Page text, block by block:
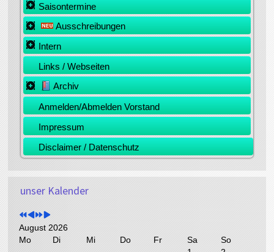
Saisontermine
Ausschreibungen
Intern
Links / Webseiten
Archiv
Anmelden/Abmelden Vorstand
Impressum
Disclaimer / Datenschutz
unser Kalender
V
o
r
h
e
r
i
V
o
r
h
e
r
i
N
ä
h
s
N
ä
h
s
August 2026
Mo
Di Mi Do Fr Sa
So